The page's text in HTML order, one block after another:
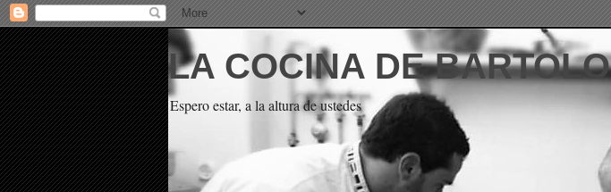
LA COCINA DE BARTOLO
Espero estar, a la altura de ustedes